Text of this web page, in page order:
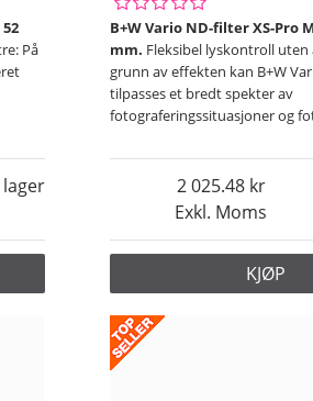
På
lager
B+W Vario ND-filter XS-Pro
mm. Fleksibel lyskontroll
grunn av effekten kan B+W
tilpasses et bredt spekter av
fotograferingssituasjoner og
Exkl. Moms
2 025.48
KJØP